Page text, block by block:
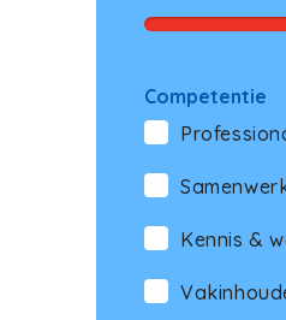
Competentie
Kennis &